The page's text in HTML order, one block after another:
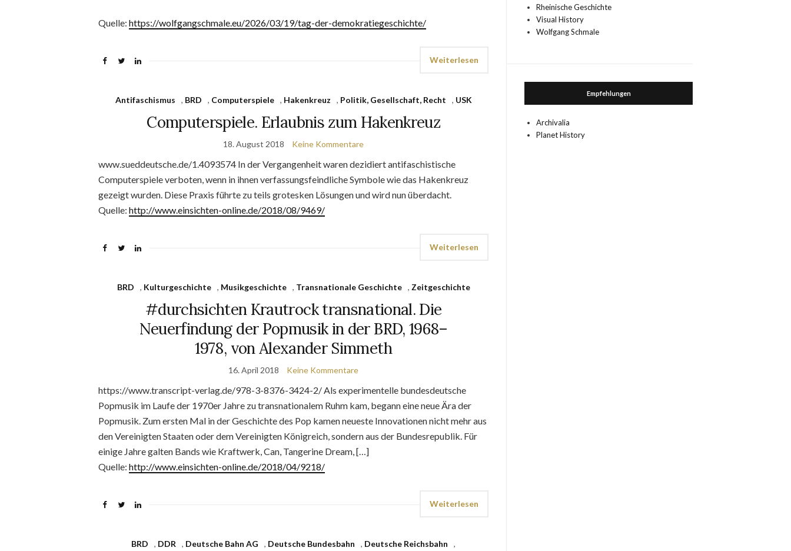
Quelle: https://wolfgangschmale.eu/2026/03/19/tag-der-demokratiegeschichte/
Weiterlesen
Antifaschismus , BRD , Computerspiele , Hakenkreuz , Politik, Gesellschaft, Recht , USK
Computerspiele. Erlaubnis zum Hakenkreuz
18. August 2018 Keine Kommentare
www.sueddeutsche.de/1.4093574 In der Vergangenheit waren dezidiert antifaschistische
Computerspiele verboten, wenn in ihnen verfassungsfeindliche Symbole wie das Hakenkreuz
gezeigt wurden. Diese Praxis führte zu teils grotesken Lösungen und wird nun überdacht.
Quelle: http://www.einsichten-online.de/2018/08/9469/
Weiterlesen
BRD , Kulturgeschichte , Musikgeschichte , Transnationale Geschichte , Zeitgeschichte
#durchsichten Krautrock transnational. Die
Neuerfindung der Popmusik in der BRD, 1968–
1978, von Alexander Simmeth
16. April 2018 Keine Kommentare
https://www.transcript-verlag.de/978-3-8376-3424-2/ Als experimentelle bundesdeutsche
Popmusik im Laufe der 1970er Jahre zu transnationalem Ruhm kam, begann eine neue Ära der
Popmusik. Zum ersten Mal in der Geschichte des Pop kamen neueste Innovationen nicht mehr aus
den Vereinigten Staaten oder dem Vereinigten Königreich, sondern aus der Bundesrepublik. Für
einige Jahre galten Bands wie Kraftwerk, Can, Tangerine Dream, […]
Quelle: http://www.einsichten-online.de/2018/04/9218/
Weiterlesen
BRD , DDR , Deutsche Bahn AG , Deutsche Bundesbahn , Deutsche Reichsbahn
,
Rheinische Geschichte
Visual History
Wolfgang Schmale
Empfehlungen
Archivalia
Planet History